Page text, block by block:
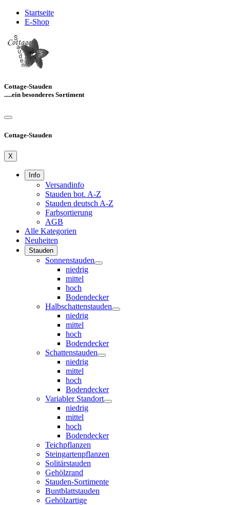
Startseite
E-Shop
Cottage-Stauden
.....ein besonderes Sortiment
Cottage-Stauden
X
Info
Versandinfo
Stauden bot. A-Z
Stauden deutsch A-Z
Farbsortierung
AGB
Alle Kategorien
Neuheiten
Stauden
Sonnenstauden
niedrig
mittel
hoch
Bodendecker
Halbschattenstauden
niedrig
mittel
hoch
Bodendecker
Schattenstauden
niedrig
mittel
hoch
Bodendecker
Variabler Standort
niedrig
mittel
hoch
Bodendecker
Teichpflanzen
Steingartenpflanzen
Solitärstauden
Gehölzrand
Stauden-Sortimente
Buntblattstauden
Gehölzartige